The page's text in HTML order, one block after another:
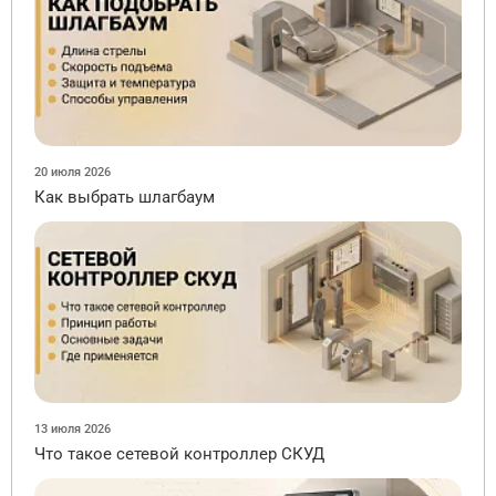
20 июля 2026
Как выбрать шлагбаум
13 июля 2026
Что такое сетевой контроллер СКУД